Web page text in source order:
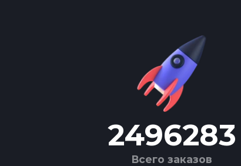
2496283
Всего заказов